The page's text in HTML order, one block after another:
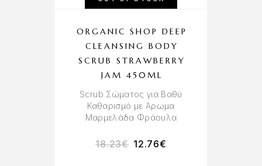
ORGANIC SHOP DEEP
CLEANSING BODY
SCRUB STRAWBERRY
JAM 450ML
Scrub Σώματος για Βαθύ
Καθαρισμό με Άρωμα
Μαρμελάδα Φράουλα
18.23€ 12.76€